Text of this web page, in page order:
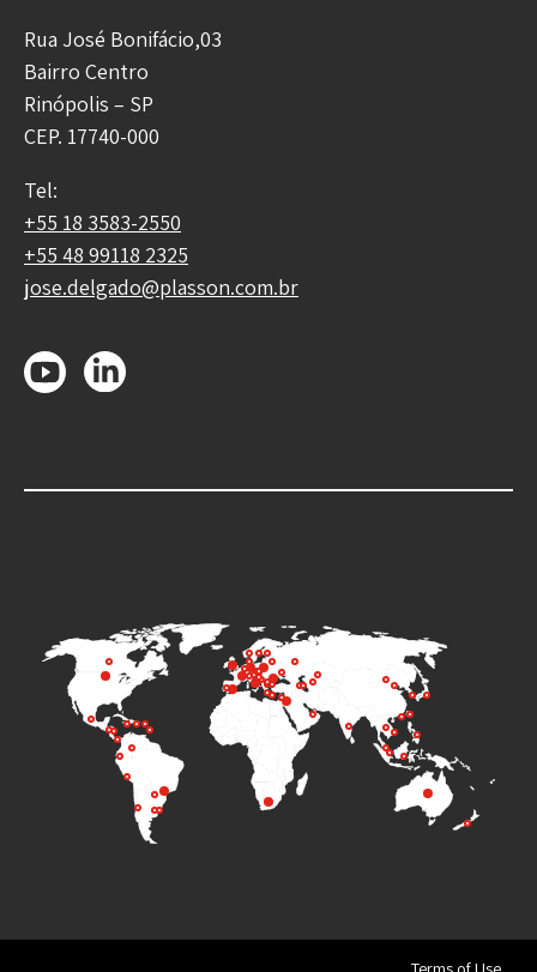
Rua José Bonifácio,03
Bairro Centro
Rinópolis – SP
CEP. 17740-000
Tel:
+55 18 3583-2550
+55 48 99118 2325
jose.delgado@plasson.com.br